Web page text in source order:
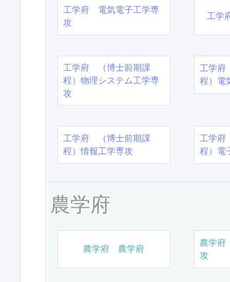
工学府 電気電子工学専
攻
工学
工学府 （博士前期課
程）物理システム工学専
攻
工学
程）電
工学府 （博士前期課
程）情報工学専攻
工学
程）電
農学府
農学府 農学府
農学
攻